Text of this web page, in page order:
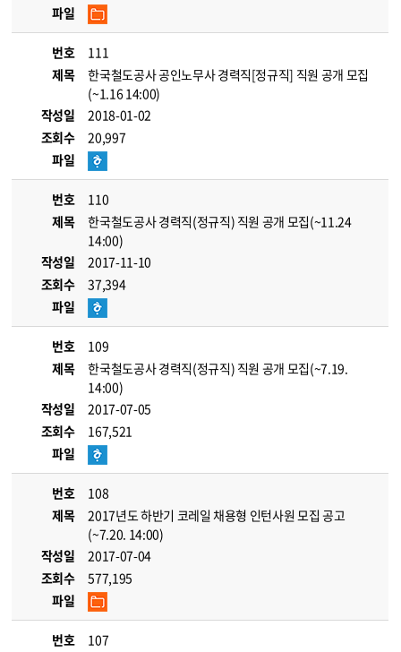
파일
번호
111
제목
한국철도공사 공인노무사 경력직[정규직] 직원 공개 모집
(~1.16 14:00)
작성일
2018-01-02
조회수
20,997
파일
번호
110
제목
한국철도공사 경력직(정규직) 직원 공개 모집(~11.24
14:00)
작성일
2017-11-10
조회수
37,394
파일
번호
109
제목
한국철도공사 경력직(정규직) 직원 공개 모집(~7.19.
14:00)
작성일
2017-07-05
조회수
167,521
파일
번호
108
제목
2017년도 하반기 코레일 채용형 인턴사원 모집 공고
(~7.20. 14:00)
작성일
2017-07-04
조회수
577,195
파일
번호
107